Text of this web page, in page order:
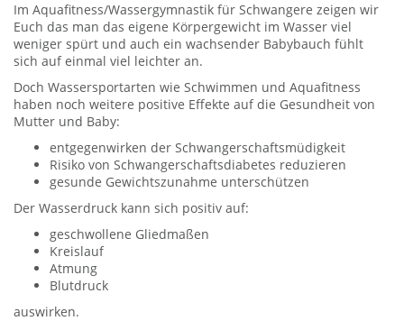
Im Aquafitness/Wassergymnastik für Schwangere zeigen wir
Euch das man das eigene Körpergewicht im Wasser viel
weniger spürt und auch ein wachsender Babybauch fühlt
sich auf einmal viel leichter an.
Doch Wassersportarten wie Schwimmen und Aquafitness
haben noch weitere positive Effekte auf die Gesundheit von
Mutter und Baby:
entgegenwirken der Schwangerschaftsmüdigkeit
Risiko von Schwangerschaftsdiabetes reduzieren
gesunde Gewichtszunahme unterschützen
Der Wasserdruck kann sich positiv auf:
geschwollene Gliedmaßen
Kreislauf
Atmung
Blutdruck
auswirken.